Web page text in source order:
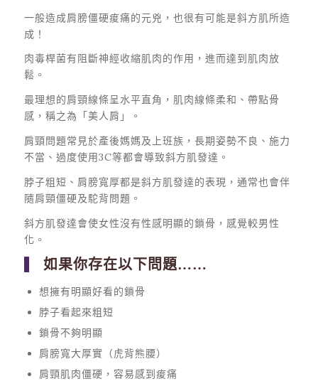
一般造成肩膀僵硬痠痛的元兇，也很有可能是斜方肌所造
成！
肉毒桿菌有阻斷神經收縮肌肉的作用，進而達到肌肉放
鬆。
最理想的肩頸線條呈水平直角，肌肉線條柔和、帶點骨
感，稱之為「美人肩」。
肩頸問題常見於產後媽媽及上班族，長期姿勢不良、施力
不當、過度使用3C等都會導致斜方肌發達。
脖子粗短、肩膀寬厚都是斜方肌發達的表現，通常也會伴
隨肩頸僵硬及駝背問題。
斜方肌發達會使女性沒有性感明顯的鎖骨，感覺較男性
化。
如果你存在以下問題……
想擁有明顯好看的鎖骨
脖子看起來粗短
鎖骨不夠明顯
肩膀寬大厚實（虎背熊腰）
肩頸肌肉僵硬，容易感到痠痛